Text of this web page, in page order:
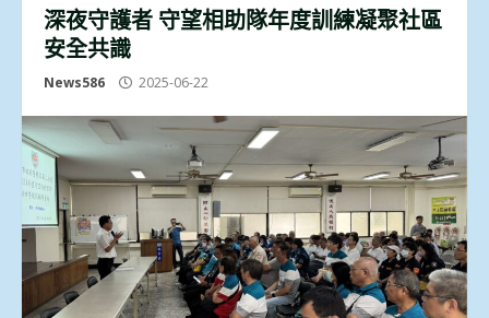
深夜守護者 守望相助隊年度訓練凝聚社區
安全共識
News586 2025-06-22